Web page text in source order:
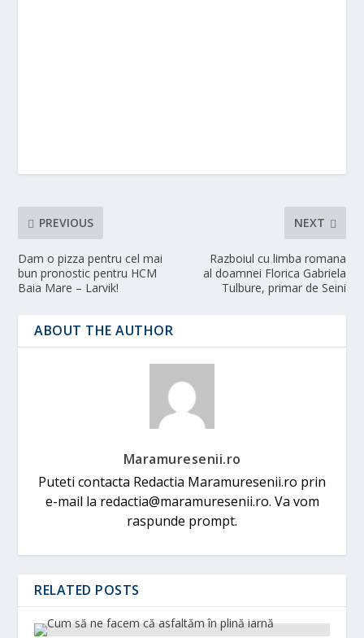
PREVIOUS
Dam o pizza pentru cel mai
bun pronostic pentru HCM
Baia Mare – Larvik!
NEXT
Razboiul cu limba romana
al doamnei Florica Gabriela
Tulbure, primar de Seini
ABOUT THE AUTHOR
Maramuresenii.ro
Puteti contacta Redactia Maramuresenii.ro prin
e-mail la redactia@maramuresenii.ro. Va vom
raspunde prompt.
RELATED POSTS